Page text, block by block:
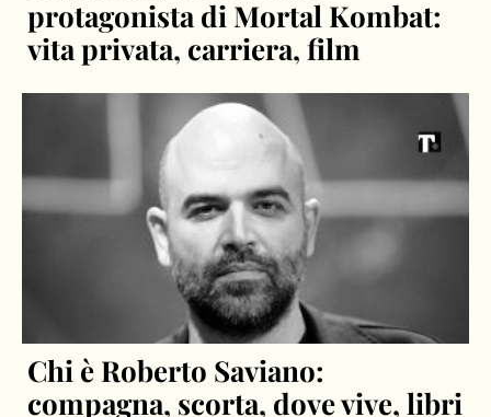
protagonista di Mortal Kombat:
vita privata, carriera, film
Chi è Roberto Saviano: